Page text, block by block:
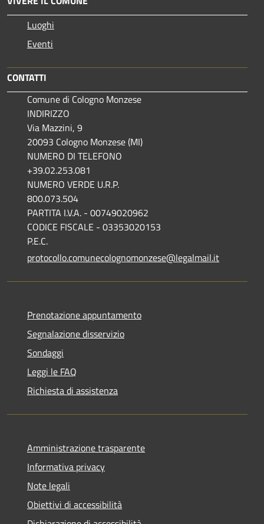
Luoghi
Eventi
CONTATTI
Comune di Cologno Monzese
INDIRIZZO
Via Mazzini, 9
20093 Cologno Monzese (MI)
NUMERO DI TELEFONO
+39.02.253.081
NUMERO VERDE U.R.P.
800.073.504
PARTITA I.V.A. - 00749020962
CODICE FISCALE - 03353020153
P.E.C.
protocollo.comunecolognomonzese@legalmail.it
Prenotazione appuntamento
Segnalazione disservizio
Sondaggi
Leggi le FAQ
Richiesta di assistenza
Amministrazione trasparente
Informativa privacy
Note legali
Obiettivi di accessibilità